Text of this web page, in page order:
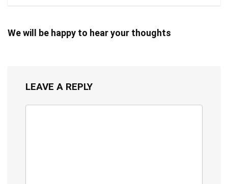
We will be happy to hear your thoughts
LEAVE A REPLY